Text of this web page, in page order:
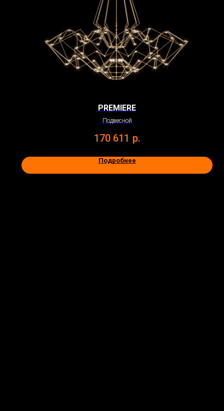
PREMIERE
Подвесной
170 611 р.
Подробнее